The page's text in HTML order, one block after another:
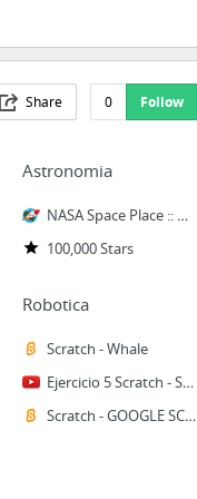
Share 0 Follow
Astronomia
NASA Space Place :: Home :: NASA Space Place
100,000 Stars
Robotica
Scratch - Whale
Ejercicio 5 Scratch - Semáforo sencillo
Scratch - GOOGLE SCRATCH